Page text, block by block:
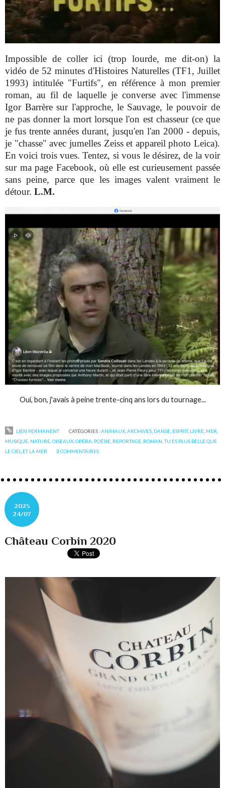
Impossible de coller ici (trop lourde, me dit-on) la
vidéo de 52 minutes d'Histoires Naturelles (TF1, Juillet
1993) intitulée "Furtifs", en référence à mon premier
roman, au fil de laquelle je converse avec l'immense
Igor Barrère sur l'approche, le Sauvage, le pouvoir de
ne pas donner la mort lorsque l'on est chasseur (ce que
je fus trente années durant, jusqu'en l'an 2000 - depuis,
je "chasse" avec jumelles Zeiss et appareil photo Leica).
En voici trois vues. Tentez, si vous le désirez, de la voir
sur ma page Facebook, où elle est curieusement passée
sans peine, parce que les images valent vraiment le
détour.L.M.
Oui, bon, j'avais à peine trente-cinq ans lors du tournage...
LIEN PERMANENT CATÉGORIES :ANIMAUX, ARCHIVES, DANSE, ESPRIT, LIVRE, MER
MUSIQUE NATURE ,OISEAUX ,OPÉRA POÉSIE REPORTAGE ROMAN ,TU ES PLUS BELLE QUE
LE CIEL ET LA MER
3 COMMENTAIRES
2025
24/07
Château Corbin 2020